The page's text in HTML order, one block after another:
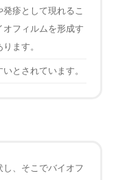
疹として現れるこ
オフィルムを形成す
ます。
とされています。
、そこでバイオフ